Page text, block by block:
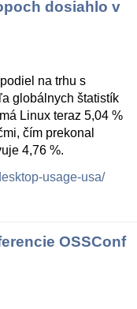
dosiahlo v
na trhu s
globálnych štatistík
Linux teraz 5,04 %
čím prekonal
4,76 %.
usage-usa/
OSSConf